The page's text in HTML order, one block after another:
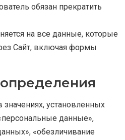
обязан прекратить
на все данные, которые
Сайт, включая формы
установленных
данные»,
«обезличивание